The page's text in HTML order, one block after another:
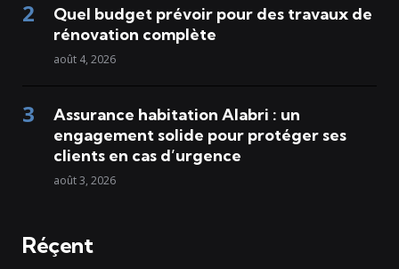
Quel budget prévoir pour des travaux de
rénovation complète
août 4, 2026
Assurance habitation Alabri : un
engagement solide pour protéger ses
clients en cas d’urgence
août 3, 2026
Réçent